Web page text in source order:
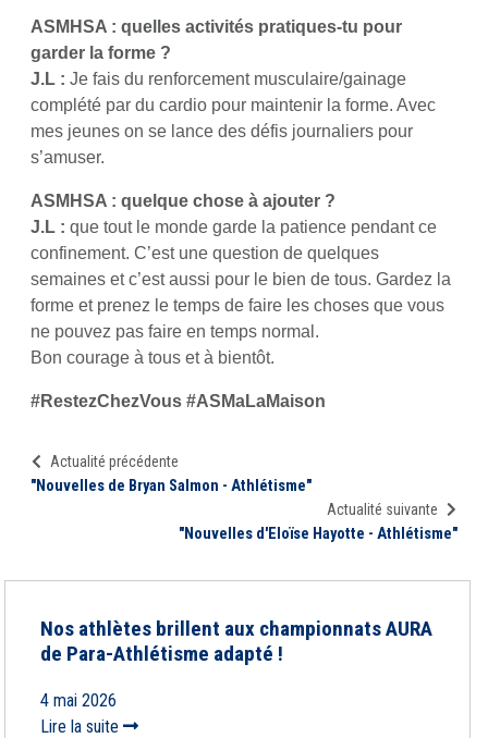
ASMHSA : quelles activités pratiques-tu pour
garder la forme ?
J.L : Je fais du renforcement musculaire/gainage
complété par du cardio pour maintenir la forme. Avec
mes jeunes on se lance des défis journaliers pour
s’amuser.
ASMHSA : quelque chose à ajouter ?
J.L : que tout le monde garde la patience pendant ce
confinement. C’est une question de quelques
semaines et c’est aussi pour le bien de tous. Gardez la
forme et prenez le temps de faire les choses que vous
ne pouvez pas faire en temps normal.
Bon courage à tous et à bientôt.
#RestezChezVous #ASMaLaMaison
Actualité précédente
"Nouvelles de Bryan Salmon - Athlétisme"
Actualité suivante
"Nouvelles d'Eloïse Hayotte - Athlétisme"
Nos athlètes brillent aux championnats AURA
de Para-Athlétisme adapté !
4 mai 2026
Lire la suite